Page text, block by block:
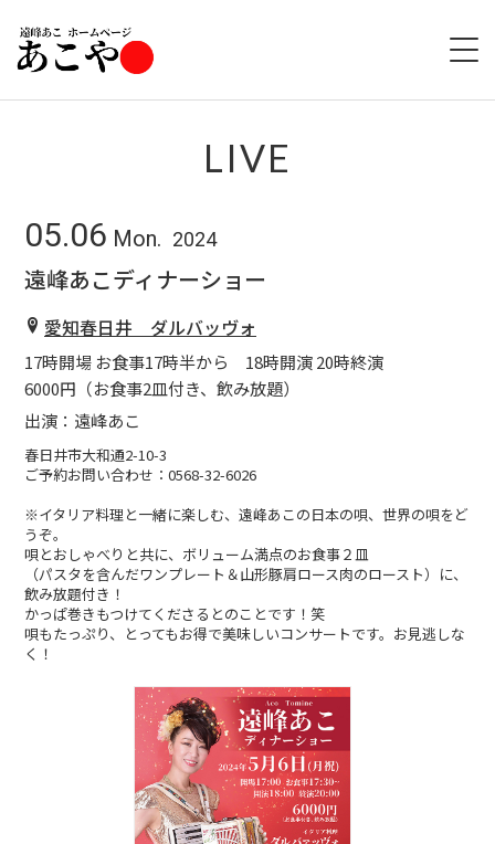
DISCOGRAPHY
LIVE
05.06 Mon. 2024
遠峰あこディナーショー
愛知春日井 ダルバッヴォ
17時開場 お食事17時半から 18時開演 20時終演
6000円（お食事2皿付き、飲み放題）
出演：遠峰あこ
春日井市大和通2-10-3
ご予約お問い合わせ：0568-32-6026
※イタリア料理と一緒に楽しむ、遠峰あこの日本の唄、世界の唄をど
うぞ。
唄とおしゃべりと共に、ボリューム満点のお食事２皿
（パスタを含んだワンプレート＆山形豚肩ロース肉のロースト）に、
飲み放題付き！
かっぱ巻きもつけてくださるとのことです！笑
唄もたっぷり、とってもお得で美味しいコンサートです。お見逃しな
く！